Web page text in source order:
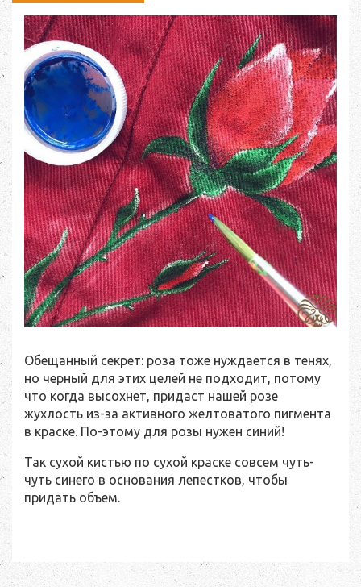
Обещанный секрет: роза тоже нуждается в тенях,
но черный для этих целей не подходит, потому
что когда высохнет, придаст нашей розе
жухлость из-за активного желтоватого пигмента
в краске. По-этому для розы нужен синий!
Так сухой кистью по сухой краске совсем чуть-
чуть синего в основания лепестков, чтобы
придать объем.